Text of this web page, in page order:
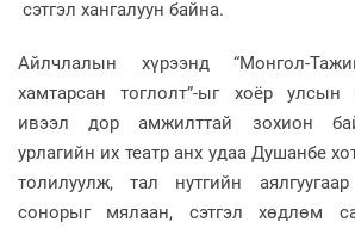
сэтгэл хангалуун байна.
Айлчлалын хүрээнд “Монгол-
хамтарсан тоглолт”-ыг хоёр улсын
ивээл дор амжилттай зохион
урлагийн их театр анх удаа Душанбе
толилуулж, тал нутгийн
сонорыг мялаан, сэтгэл хөдлөм